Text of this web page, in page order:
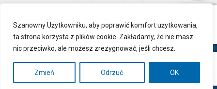
Szanowny Użytkowniku, aby poprawić komfort użytkowania,
ta strona korzysta z plików cookie. Zakładamy, że nie masz
nic przeciwko, ale możesz zrezygnować, jeśli chcesz.
Zmień Odrzuć OK
Ochrona danych osobowych
Inspektor Danych Osobowych
Polityka Prywatności
Deklaracja dostępności
RSS
Kontakt
© Urząd Miejski, Plac Marszałka Józefa Piłsudskiego 1